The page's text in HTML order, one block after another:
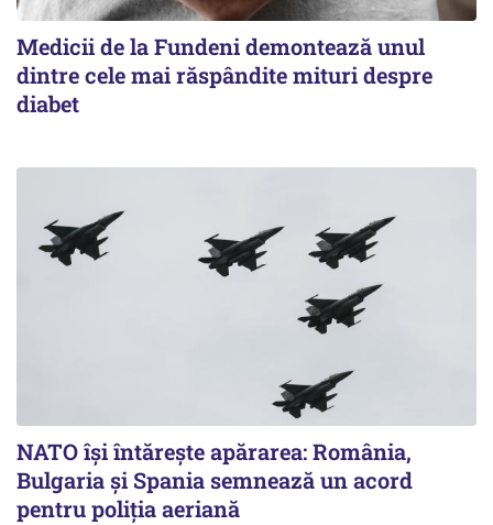
Medicii de la Fundeni demontează unul
dintre cele mai răspândite mituri despre
diabet
NATO își întărește apărarea: România,
Bulgaria și Spania semnează un acord
pentru poliția aeriană